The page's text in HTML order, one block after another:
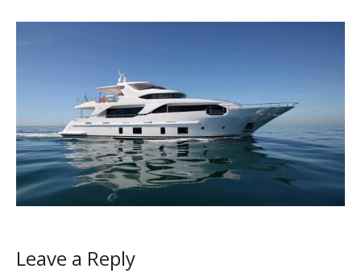
Leave a Reply